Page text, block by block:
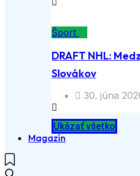
Šport
DRAFT NHL:
Slovákov
30. júna
Ukázať všetko
Magazín